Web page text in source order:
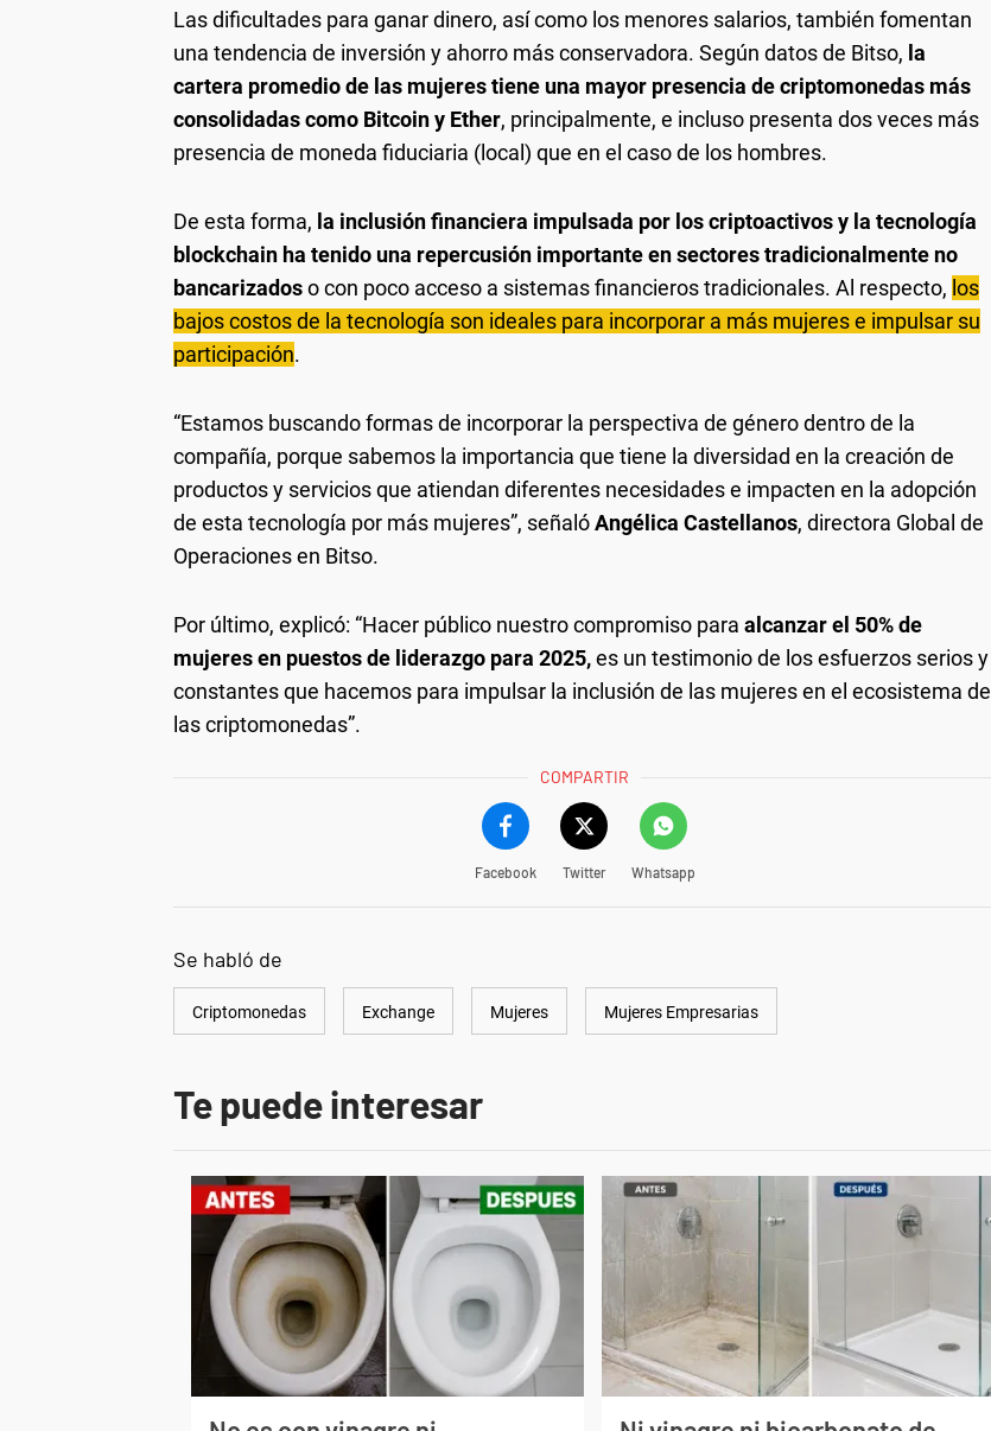
Las dificultades para ganar dinero, así como los menores salarios, también fomentan
una tendencia de inversión y ahorro más conservadora. Según datos de Bitso, la
cartera promedio de las mujeres tiene una mayor presencia de criptomonedas más
consolidadas como Bitcoin y Ether, principalmente, e incluso presenta dos veces más
presencia de moneda fiduciaria (local) que en el caso de los hombres.
De esta forma, la inclusión financiera impulsada por los criptoactivos y la tecnología
blockchain ha tenido una repercusión importante en sectores tradicionalmente no
bancarizadoso con poco acceso a sistemas financieros tradicionales. Al respecto, los
bajos costos de la tecnología son ideales para incorporar a más mujeres e impulsar su
participación.
“Estamos buscando formas de incorporar la perspectiva de género dentro de la
compañía, porque sabemos la importancia que tiene la diversidad en la creación de
productos y servicios que atiendan diferentes necesidades e impacten en la adopción
de esta tecnología por más mujeres”, señalóAngélica Castellanos, directora Global de
Operaciones en Bitso.
Por último, explicó: “Hacer público nuestro compromiso para alcanzar el 50% de
mujeres en puestos de liderazgo para 2025,es un testimonio de los esfuerzos serios y
constantes que hacemos para impulsar la inclusión de las mujeres en el ecosistema de
las criptomonedas”.
COMPARTIR
Facebook Twitter Whatsapp
Se habló de
Criptomonedas Exchange Mujeres Mujeres Empresarias
Te puede interesar